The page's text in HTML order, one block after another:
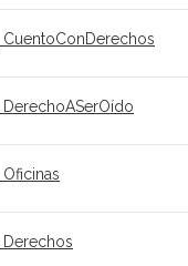
CuentoConDerechos
DerechoASerOído
Oficinas
Derechos